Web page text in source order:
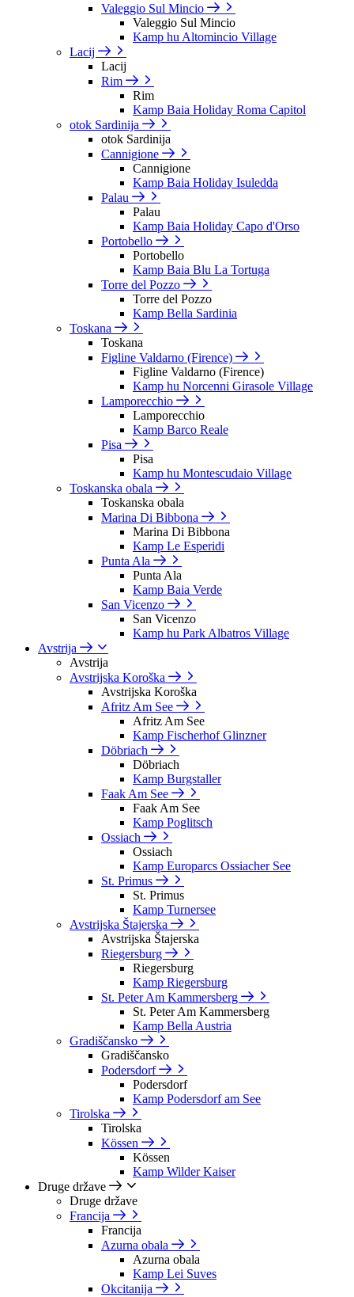
Valeggio Sul Mincio
Valeggio Sul Mincio
Kamp hu Altomincio Village
Lacij
Lacij
Rim
Rim
Kamp Baia Holiday Roma Capitol
otok Sardinija
otok Sardinija
Cannigione
Cannigione
Kamp Baia Holiday Isuledda
Palau
Palau
Kamp Baia Holiday Capo d'Orso
Portobello
Portobello
Kamp Baia Blu La Tortuga
Torre del Pozzo
Torre del Pozzo
Kamp Bella Sardinia
Toskana
Toskana
Figline Valdarno (Firence)
Figline Valdarno (Firence)
Kamp hu Norcenni Girasole Village
Lamporecchio
Lamporecchio
Kamp Barco Reale
Pisa
Pisa
Kamp hu Montescudaio Village
Toskanska obala
Toskanska obala
Marina Di Bibbona
Marina Di Bibbona
Kamp Le Esperidi
Punta Ala
Punta Ala
Kamp Baia Verde
San Vicenzo
San Vicenzo
Kamp hu Park Albatros Village
Avstrija
Avstrija
Avstrijska Koroška
Avstrijska Koroška
Afritz Am See
Afritz Am See
Kamp Fischerhof Glinzner
Döbriach
Döbriach
Kamp Burgstaller
Faak Am See
Faak Am See
Kamp Poglitsch
Ossiach
Ossiach
Kamp Europarcs Ossiacher See
St. Primus
St. Primus
Kamp Turnersee
Avstrijska Štajerska
Avstrijska Štajerska
Riegersburg
Riegersburg
Kamp Riegersburg
St. Peter Am Kammersberg
St. Peter Am Kammersberg
Kamp Bella Austria
Gradiščansko
Gradiščansko
Podersdorf
Podersdorf
Kamp Podersdorf am See
Tirolska
Tirolska
Kössen
Kössen
Kamp Wilder Kaiser
Druge države
Druge države
Francija
Francija
Azurna obala
Azurna obala
Kamp Lei Suves
Okcitanija